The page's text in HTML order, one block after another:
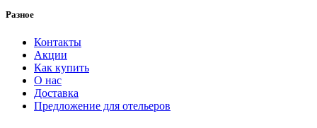
Разное
Контакты
Акции
Как купить
О нас
Доставка
Предложение для отельеров